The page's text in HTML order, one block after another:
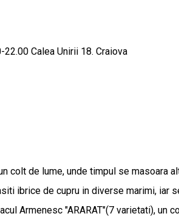
Calea Unirii 18. Craiova
colt de lume, unde timpul se
ibrice de cupru in diverse marimi,
Armenesc "ARARAT"(7 varietati),